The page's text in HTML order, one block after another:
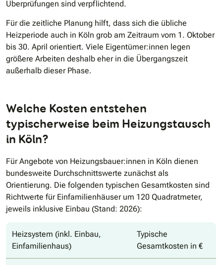
Überprüfungen sind verpflichtend.
Für die zeitliche Planung hilft, dass sich die übliche
Heizperiode auch in Köln grob am Zeitraum vom 1. Oktober
bis 30. April orientiert. Viele Eigentümer:innen legen
größere Arbeiten deshalb eher in die Übergangszeit
außerhalb dieser Phase.
Welche Kosten entstehen
typischerweise beim Heizungstausch
in Köln?
Für Angebote von Heizungsbauer:innen in Köln dienen
bundesweite Durchschnittswerte zunächst als
Orientierung. Die folgenden typischen Gesamtkosten sind
Richtwerte für Einfamilienhäuser um 120 Quadratmeter,
jeweils inklusive Einbau (Stand: 2026):
Heizsystem (inkl. Einbau,
Einfamilienhaus)
Typische
Gesamtkosten in €